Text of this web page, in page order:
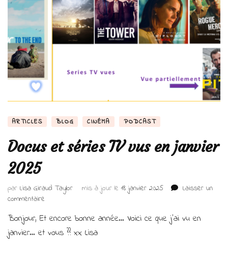
ARTICLES BLOG CINÉMA PODCAST
Docus et séries TV vus en janvier
2025
par Lisa Giraud Taylor mis à jour le 18 janvier 2025
Laisser un
commentaire
et
séries
Bonjour, Et encore bonne année… Voici ce que j’ai vu en
janvier… et vous ?? xx Lisa